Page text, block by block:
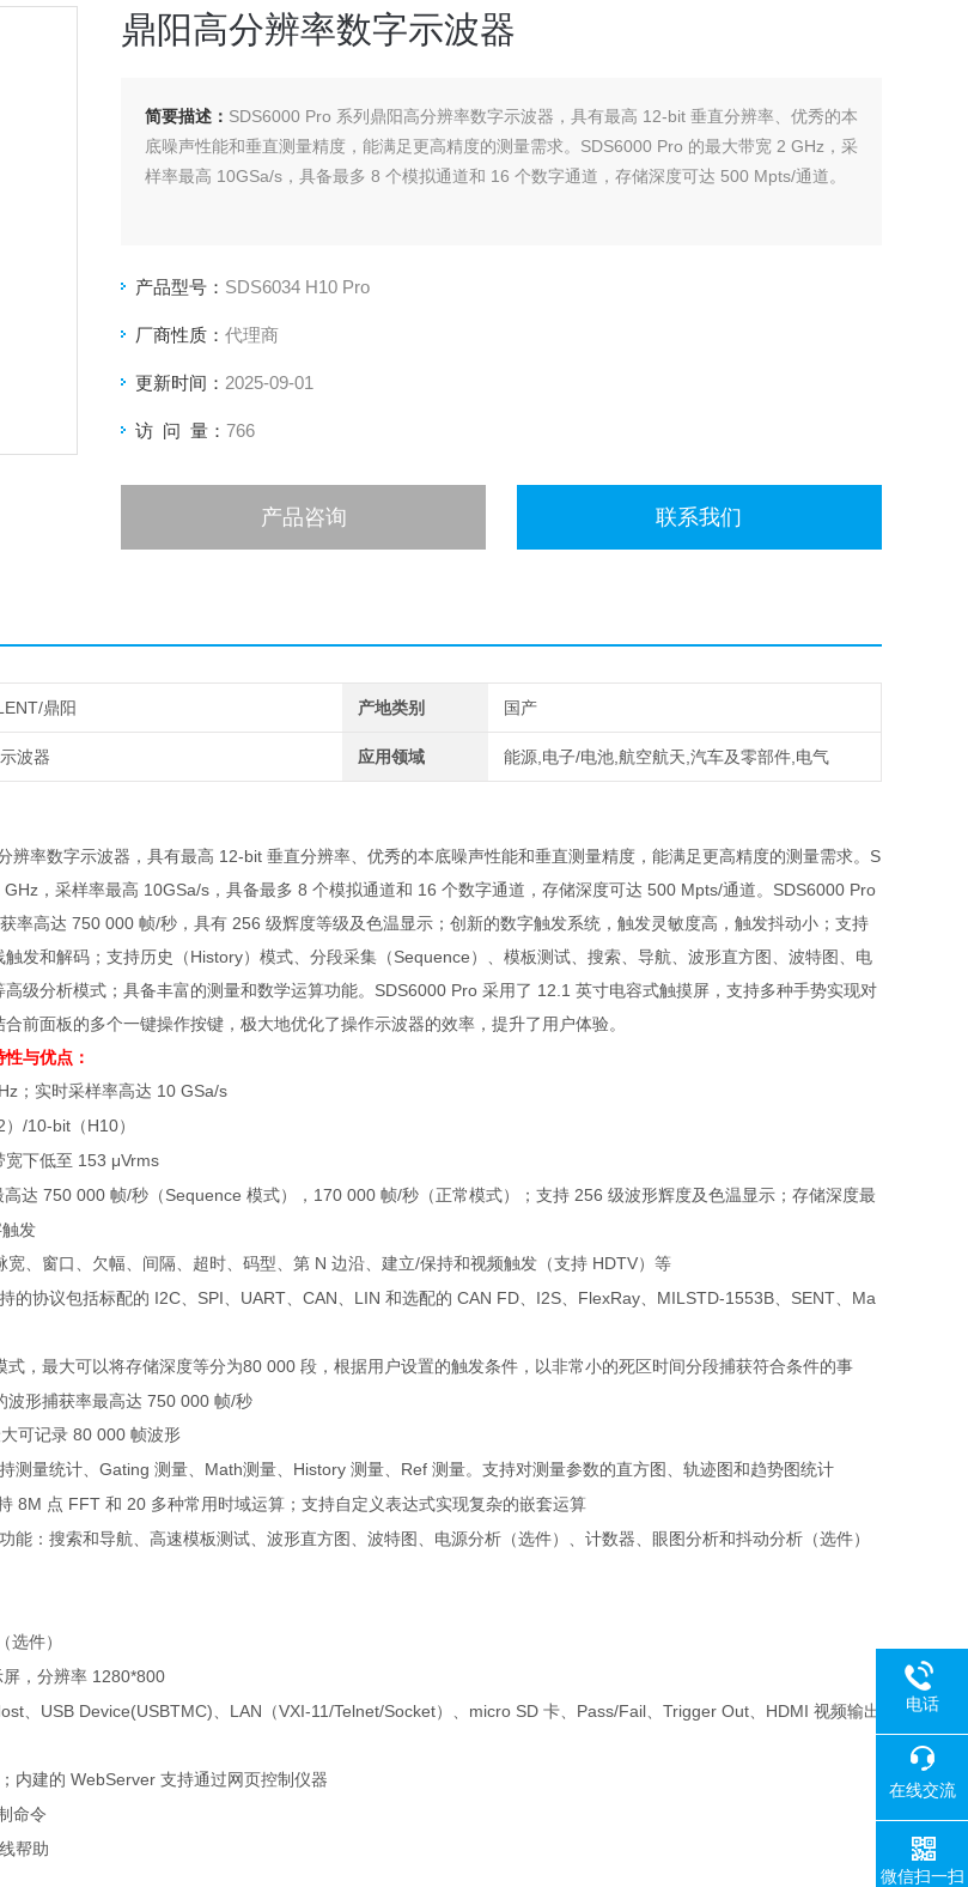
鼎阳高分辨率数字示波器
简要描述： SDS6000 Pro 系列鼎阳高分辨率数字示波器，具有最高 12-bit 垂直分辨率、优秀的本
底噪声性能和垂直测量精度，能满足更高精度的测量需求。SDS6000 Pro 的最大带宽 2 GHz，采
样率最高 10GSa/s，具备最多 8 个模拟通道和 16 个数字通道，存储深度可达 500 Mpts/通道。
产品型号： SDS6034 H10 Pro
厂商性质： 代理商
更新时间： 2025-09-01
访 问 量： 766
产品咨询 联系我们
鼎阳 产地类别 国产
波器 应用领域 能源,电子/电池,航空航天,汽车及零部件,电气
辨率数字示波器，具有最高 12-bit 垂直分辨率、优秀的本底噪声性能和垂直测量精度，能满足更高精度的测量需求。 S
GHz ，采样率最高 10GSa/s ，具备最多 8 个模拟通道和 16 个数字通道，存储深度可达 500 Mpts/通道。 SDS6000 Pro
率高达 750 000 帧/秒，具有 256 级辉度等级及色温显示；创新的数字触发系统，触发灵敏度高，触发抖动小；支持
发和解码；支持历史（History）模式、分段采集（Sequence）、模板测试、搜索、导航、波形直方图、波特图、电
级分析模式；具备丰富的测量和数学运算功能。 SDS6000 Pro 采用了 12.1 英寸电容式触摸屏，支持多种手势实现对
前面板的多个一键操作按键，极大地优化了操作示波器的效率，提升了用户体验。
性与优点：
；实时采样率高达 10 GSa/s
） /10-bit （H10）
宽下低至 153 μVrms
高达 750 000 帧/秒（Sequence 模式）， 170 000 帧/秒（正常模式）；支持 256 级波形辉度及色温显示；存储深度最
发
宽、窗口、欠幅、间隔、超时、码型、第 N 边沿、建立/保持和视频触发（支持 HDTV）等
的协议包括标配的 I2C SPI UART CAN LIN 和选配的 CAN FD I2S FlexRay MILSTD-1553B SENT
Ma
式，最大可以将存储深度等分为80 000 段，根据用户设置的触发条件，以非常小的死区时间分段捕获符合条件的事
波形捕获率最高达 750 000 帧/秒
可记录 80 000 帧波形
测量统计、 Gating 测量、 Math测量、 History 测量、 Ref 测量。支持对测量参数的直方图、轨迹图和趋势图统计
8M 点 FFT 和 20 多种常用时域运算；支持自定义表达式实现复杂的嵌套运算
能：搜索和导航、高速模板测试、波形直方图、波特图、电源分析（选件）、计数器、眼图分析和抖动分析（选件）
选件）
，分辨率 1280*800
USB Device(USBTMC) LAN （VXI-11/Telnet/Socket）、 micro SD 卡、 Pass/Fail Trigger Out HDMI 视频输出
内建的 WebServer 支持通过网页控制仪器
命令
帮助
电话
在线交流
微信扫一扫